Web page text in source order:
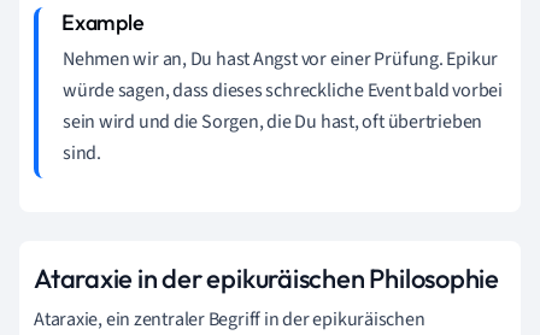
Nehmen wir an, Du hast Angst vor einer Prüfung. Epikur
würde sagen, dass dieses schreckliche Event bald vorbei
sein wird und die Sorgen, die Du hast, oft übertrieben
sind.
Ataraxie in der epikuräischen Philosophie
Ataraxie, ein zentraler Begriff in der epikuräischen